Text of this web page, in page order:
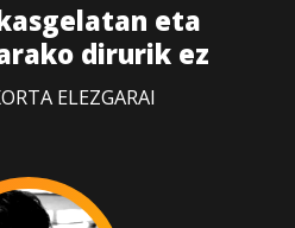
eta
dirurik ez
ELEZGARAI